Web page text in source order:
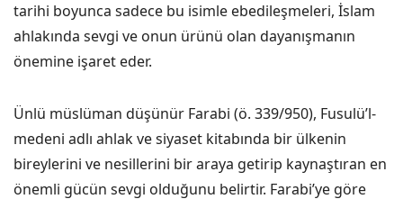
tarihi boyunca sadece bu isimle ebedileşmeleri, İslam
ahlakında sevgi ve onun ürünü olan dayanışmanın
önemine işaret eder.
Ünlü müslüman düşünür Farabi (ö. 339/950), Fusulü’l-
medeni adlı ahlak ve siyaset kitabında bir ülkenin
bireylerini ve nesillerini bir araya getirip kaynaştıran en
önemli gücün sevgi olduğunu belirtir. Farabi’ye göre